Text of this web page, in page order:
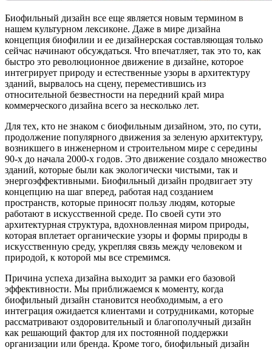
Биофильный дизайн все еще является новым термином в
нашем культурном лексиконе. Даже в мире дизайна
концепция биофилии и ее дизайнерская составляющая только
сейчас начинают обсуждаться. Что впечатляет, так это то, как
быстро это революционное движение в дизайне, которое
интегрирует природу и естественные узоры в архитектуру
зданий, вырвалось на сцену, переместившись из
относительной безвестности на передний край мира
коммерческого дизайна всего за несколько лет.
Для тех, кто не знаком с биофильным дизайном, это, по сути,
продолжение популярного движения за зеленую архитектуру,
возникшего в инженерном и строительном мире с середины
90-х до начала 2000-х годов. Это движение создало множество
зданий, которые были как экологически чистыми, так и
энергоэффективными. Биофильный дизайн продвигает эту
концепцию на шаг вперед, работая над созданием
пространств, которые приносят пользу людям, которые
работают в искусственной среде. По своей сути это
архитектурная структура, вдохновленная миром природы,
которая вплетает органические узоры и формы природы в
искусственную среду, укрепляя связь между человеком и
природой, к которой мы все стремимся.
Причина успеха дизайна выходит за рамки его базовой
эффективности. Мы приближаемся к моменту, когда
биофильный дизайн становится необходимым, а его
интеграция ожидается клиентами и сотрудниками, которые
рассматривают оздоровительный и благополучный дизайн
как решающий фактор для их постоянной поддержки
организации или бренда. Кроме того, биофильный дизайн